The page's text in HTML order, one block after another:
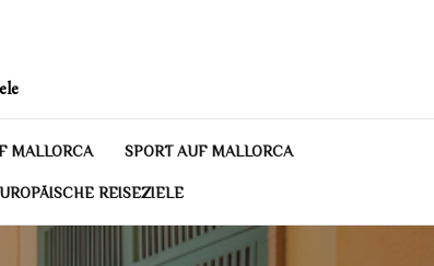
MALLORCA SPORT AUF MALLORCA
REISEZIELE